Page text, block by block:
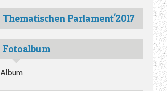
Thematischen Parlament'2017
Fotoalbum
Album